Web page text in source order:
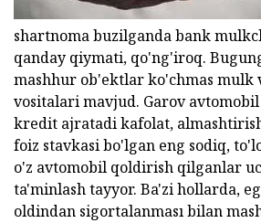
shartnoma buzilganda bank
qanday qiymati, qo'ng'iroq.
mashhur ob'ektlar ko'chmas mulk
vositalari mavjud. Garov
kredit ajratadi kafolat,
foiz stavkasi bo'lgan eng sodiq,
o'z avtomobil qoldirish qilganlar
ta'minlash tayyor. Ba'zi hollarda,
oldindan sigortalanması bilan